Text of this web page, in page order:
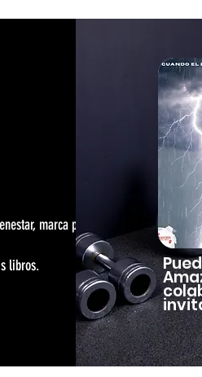
marca personal,
libros.